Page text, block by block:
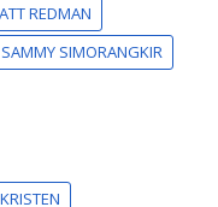
REDMAN
SAMMY SIMORANGKIR